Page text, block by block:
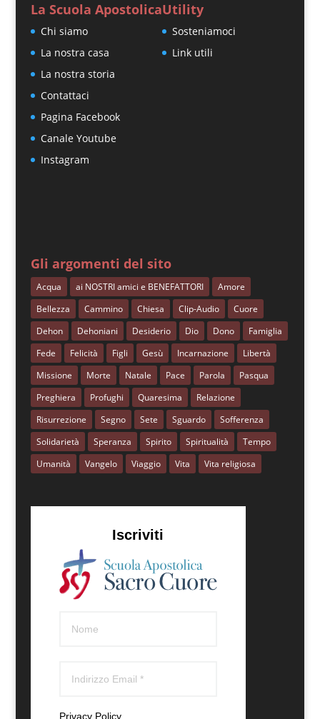
La Scuola Apostolica
Chi siamo
La nostra casa
La nostra storia
Contattaci
Pagina Facebook
Canale Youtube
Instagram
Utility
Sosteniamoci
Link utili
Gli argomenti del sito
Acqua ai NOSTRI amici e BENEFATTORI
Amore
Bellezza
Cammino Chiesa Clip-Audio
Cuore
Dehon
Dehoniani Desiderio Dio Dono
Famiglia
Fede
Felicità Figli Gesù Incarnazione
Libertà
Missione
Morte Natale Pace Parola
Pasqua
Preghiera
Profughi Quaresima
Relazione
Risurrezione
Segno Sete Sguardo
Sofferenza
Solidarietà
Speranza Spirito Spiritualità
Tempo
Umanità
Vangelo Viaggio Vita Vita religiosa
Iscriviti
Privacy Policy